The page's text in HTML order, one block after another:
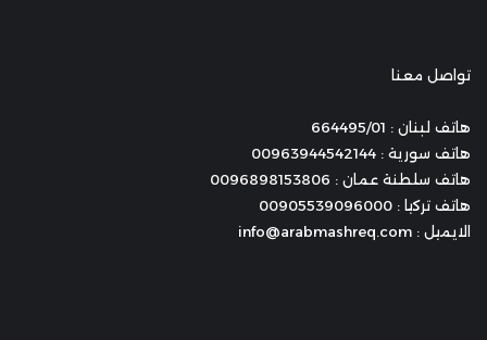
تواصل معنا
هاتف لبنان : 664495/01
هاتف سورية : 00963944542144
هاتف سلطنة عمان : 0096898153806
هاتف تركيا : 00905539096000
الايميل : info@arabmashreq.com